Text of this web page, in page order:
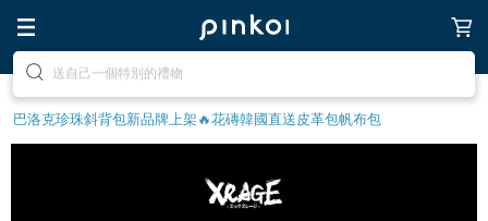
前往打造療癒的放鬆生活
巴洛克珍珠斜背包新品牌上架🔥花磚韓國直送皮革包帆布包